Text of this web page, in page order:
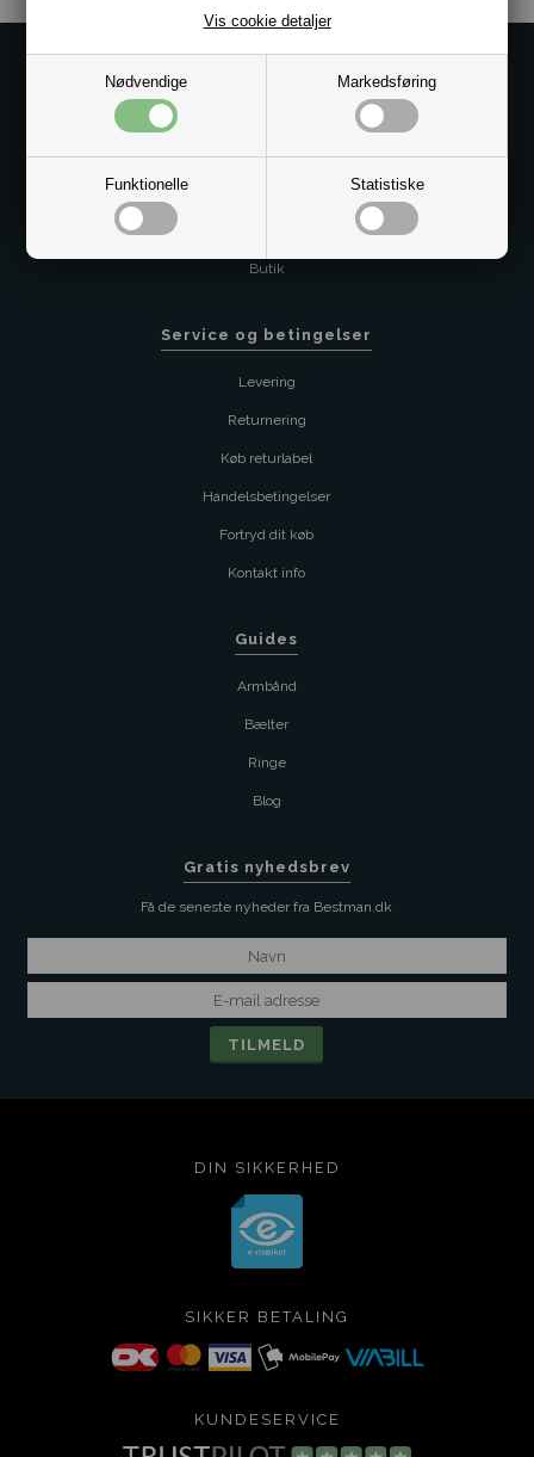
Nødvendige Markedsføring
Funktionelle Statistiske
Vis cookie detaljer
Kundeservice@bestman.dk
CVR 33496362 Thol Aps
Butik
Service og betingelser
Levering
Returnering
Køb returlabel
Handelsbetingelser
Fortryd dit køb
Kontakt info
Guides
Armbånd
Bælter
Ringe
Blog
Gratis nyhedsbrev
Få de seneste nyheder fra Bestman.dk
DIN SIKKERHED
SIKKER BETALING
KUNDESERVICE